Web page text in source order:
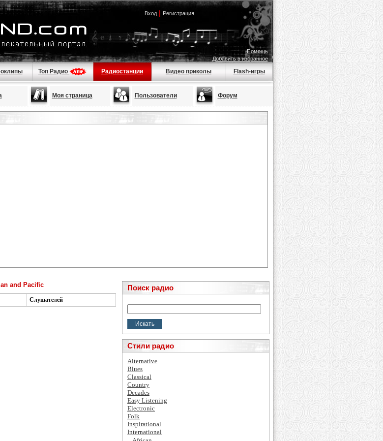
Вход| Регистрация
Помощь
Добавить в избранное
Топ Радио Радиостанции Видео приколы Flash-игры
Моя страница Пользователи Форум
and Pacific
Слушателей
Поиск радио
Стили радио
Alternative
Blues
Classical
Country
Decades
Easy Listening
Electronic
Folk
Inspirational
International